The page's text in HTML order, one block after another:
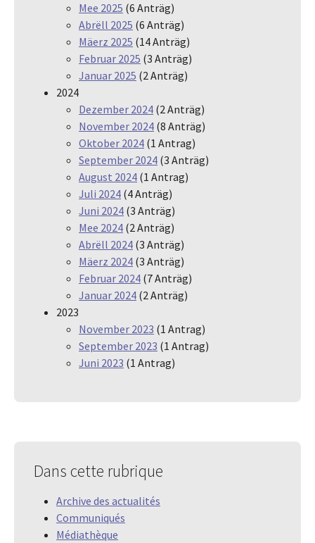
Mee 2025 (6 Anträg)
Abrëll 2025 (6 Anträg)
Mäerz 2025 (14 Anträg)
Februar 2025 (3 Anträg)
Januar 2025 (2 Anträg)
2024
Dezember 2024 (2 Anträg)
November 2024 (8 Anträg)
Oktober 2024 (1 Antrag)
September 2024 (3 Anträg)
August 2024 (1 Antrag)
Juli 2024 (4 Anträg)
Juni 2024 (3 Anträg)
Mee 2024 (2 Anträg)
Abrëll 2024 (3 Anträg)
Mäerz 2024 (3 Anträg)
Februar 2024 (7 Anträg)
Januar 2024 (2 Anträg)
2023
November 2023 (1 Antrag)
September 2023 (1 Antrag)
Juni 2023 (1 Antrag)
Dans cette rubrique
Archive des actualités
Communiqués
Médiathèque